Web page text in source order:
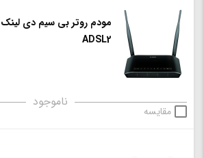
ADSL2
ناموجود
مقایسه